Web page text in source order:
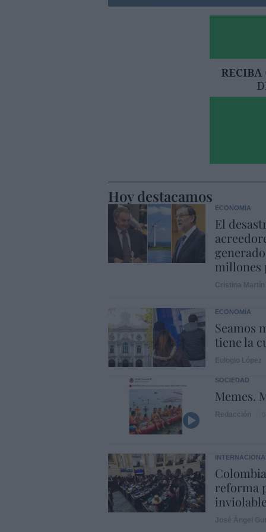
Hoy destacamos
ECONOMÍA
El
millones
ECONOMÍA
Seamos
tiene la
SOCIEDAD
Memes.
INTERNACIONAL
reforma